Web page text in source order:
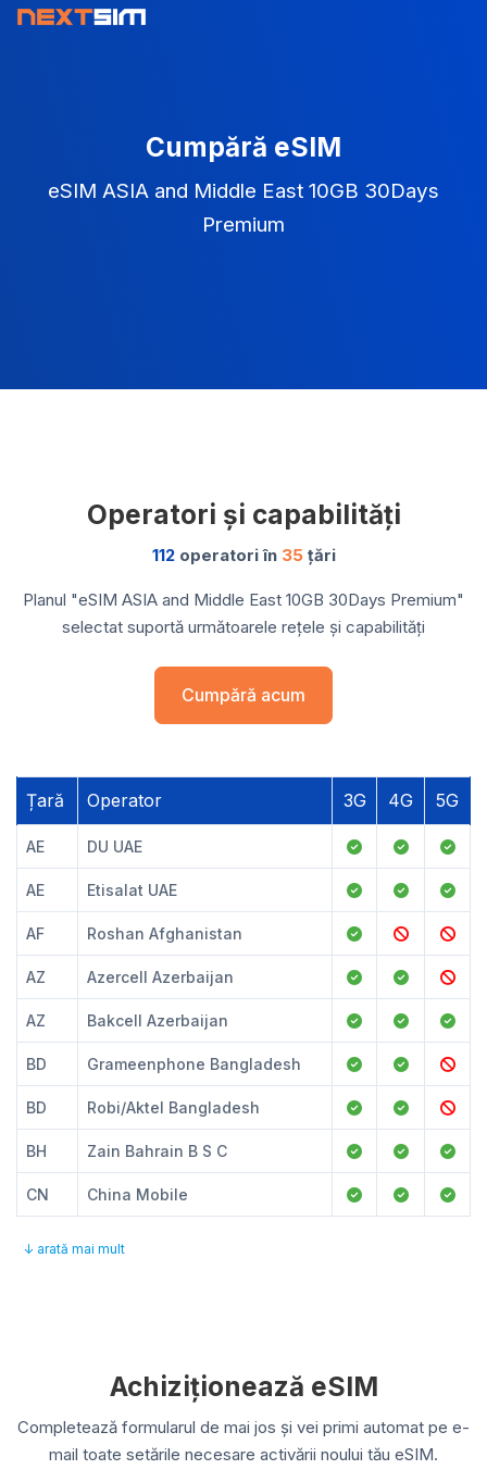
Cumpără eSIM
eSIM ASIA and Middle East 10GB 30Days
Premium
Operatori și capabilități
112operatori în 35țări
Planul "eSIM ASIA and Middle East 10GB 30Days Premium"
selectat suportă următoarele rețele și capabilități
Cumpără acum
Țară Operator 3G 4G 5G
AE DU UAE
AE Etisalat UAE
AF Roshan Afghanistan
AZ Azercell Azerbaijan
AZ Bakcell Azerbaijan
BD Grameenphone Bangladesh
BD Robi/Aktel Bangladesh
BH Zain Bahrain B S C
CN China Mobile
↓ arată mai mult
Achiziționează eSIM
Completează formularul de mai jos și vei primi automat pe e-
mail toate setările necesare activării noului tău eSIM.